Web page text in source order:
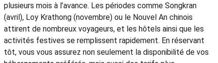
plusieurs mois à l’avance. Les périodes comme Songkran
(avril), Loy Krathong (novembre) ou le Nouvel An chinois
attirent de nombreux voyageurs, et les hôtels ainsi que les
activités festives se remplissent rapidement. En réservant
tôt, vous vous assurez non seulement la disponibilité de vos